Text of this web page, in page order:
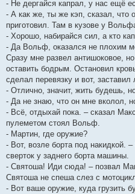
- Не дергайся капрал, у нас ещё
- А как же, ты же кэп, сказал, что
приготовил. Там в кузове у
- Хорошо, набирайся сил, а кто
- Да Вольф, оказался не плохим
Сразу мне развел антишоковое,
оставить бодрым. Остановил
сделал перевязку и вот,
- Отлично, значит, жить будешь,
- Да не знаю, что он мне вколол,
- Всё, отдыхай пока. – сказал
пулеметом стоял Вольф.
- Мартин, где оружие?
- Вот, возле борта под накидкой.
сверток у заднего борта машины.
- Святоша! Иди сюда! – позвал
Святоша не спеша слез с
- Вот ваше оружие, куда грузить